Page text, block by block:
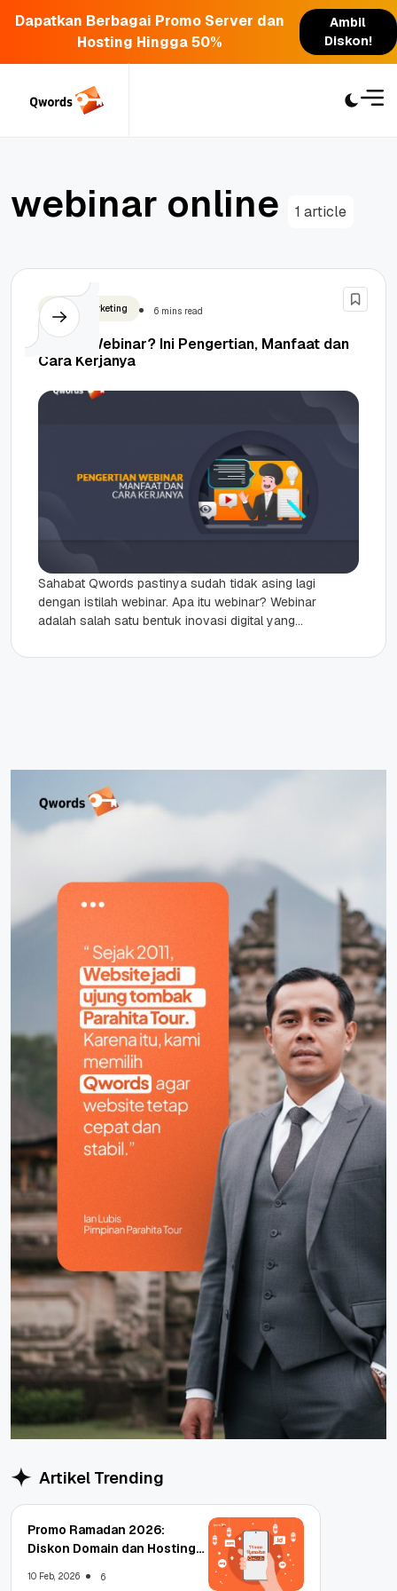
Dapatkan Berbagai Promo Server dan
Hosting Hingga 50%
Ambil
Diskon!
webinar online 1 article
Digital Marketing 6 mins read
Apa Itu Webinar? Ini Pengertian, Manfaat dan
Cara Kerjanya
Sahabat Qwords pastinya sudah tidak asing lagi
dengan istilah webinar. Apa itu webinar? Webinar
adalah salah satu bentuk inovasi digital yang
Artikel Trending
Promo Ramadan 2026:
Diskon Domain dan Hosting
10 Feb, 2026 6